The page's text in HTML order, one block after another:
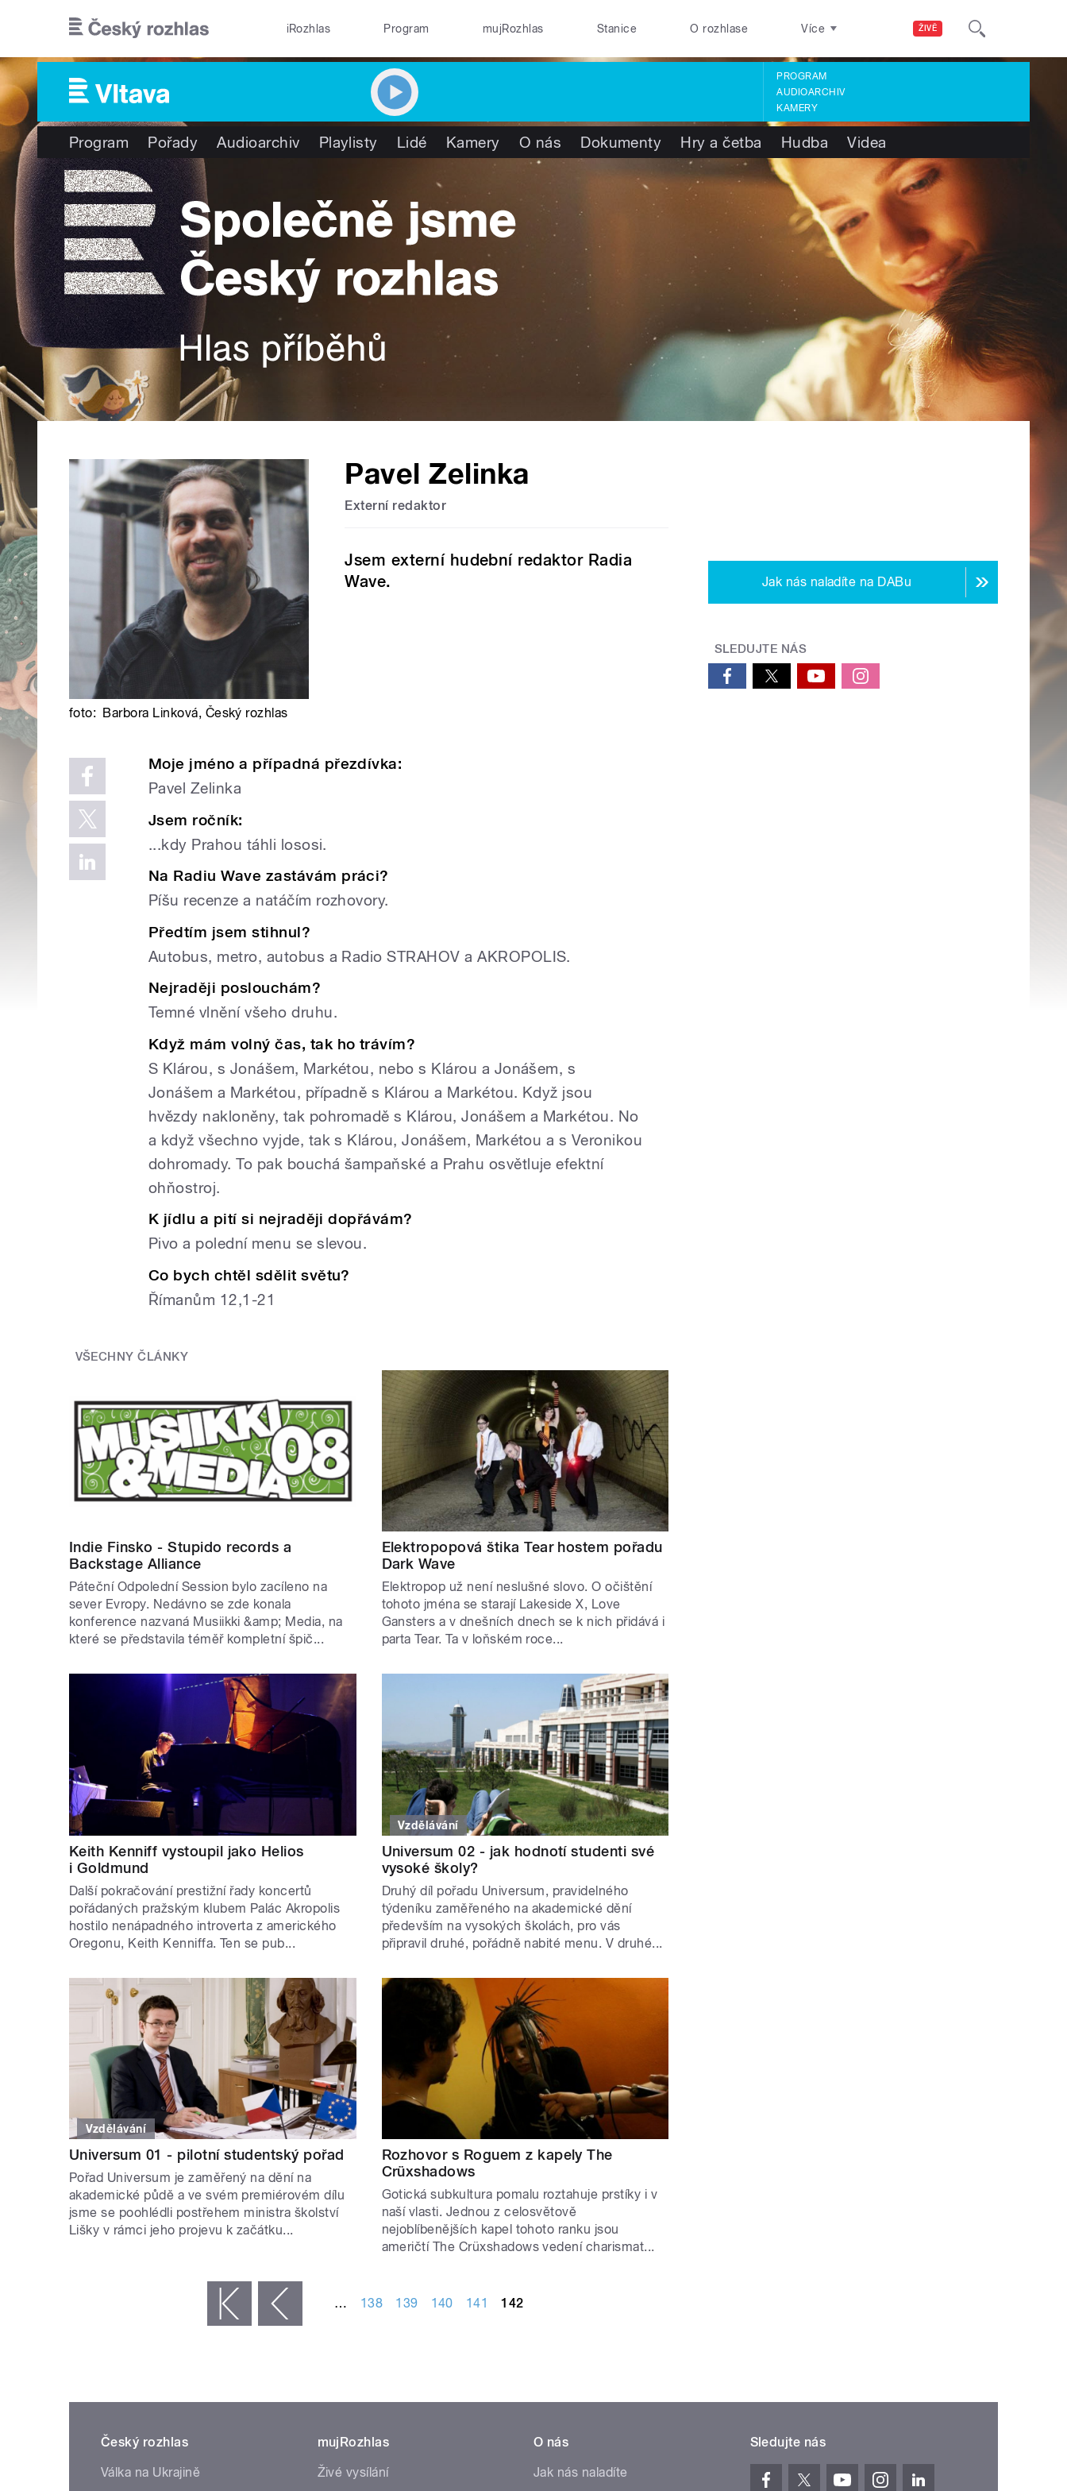
ŽIVĚ
iRozhlas Program mujRozhlas Stanice O rozhlase Více
PROGRAM
AUDIOARCHIV
KAMERY
Program Pořady Audioarchiv Playlisty Lidé Kamery O nás Dokumenty Hry a četba Hudba Videa
Pavel Zelinka
Externí redaktor
Jsem externí hudební redaktor Radia
Wave.
foto: Barbora Linková, Český rozhlas
Moje jméno a případná přezdívka:
Pavel Zelinka
Jsem ročník:
...kdy Prahou táhli lososi.
Na Radiu Wave zastávám práci?
Píšu recenze a natáčím rozhovory.
Předtím jsem stihnul?
Autobus, metro, autobus a Radio STRAHOV a AKROPOLIS.
Nejraději poslouchám?
Temné vlnění všeho druhu.
Když mám volný čas, tak ho trávím?
S Klárou, s Jonášem, Markétou, nebo s Klárou a Jonášem, s
Jonášem a Markétou, případně s Klárou a Markétou. Když jsou
hvězdy nakloněny, tak pohromadě s Klárou, Jonášem a Markétou. No
a když všechno vyjde, tak s Klárou, Jonášem, Markétou a s Veronikou
dohromady. To pak bouchá šampaňské a Prahu osvětluje efektní
ohňostroj.
K jídlu a pití si nejraději dopřávám?
Pivo a polední menu se slevou.
Co bych chtěl sdělit světu?
Římanům 12,1-21
VŠECHNY ČLÁNKY
Indie Finsko - Stupido records a
Backstage Alliance
Páteční Odpolední Session bylo zacíleno na
sever Evropy. Nedávno se zde konala
konference nazvaná Musiikki &amp; Media, na
které se představila téměř kompletní špič...
Elektropopová štika Tear hostem pořadu
Dark Wave
Elektropop už není neslušné slovo. O očištění
tohoto jména se starají Lakeside X, Love
Gansters a v dnešních dnech se k nich přidává i
parta Tear. Ta v loňském roce...
Keith Kenniff vystoupil jako Helios
i Goldmund
Další pokračování prestižní řady koncertů
pořádaných pražským klubem Palác Akropolis
hostilo nenápadného introverta z amerického
Oregonu, Keith Kenniffa. Ten se pub...
Vzdělávání
Universum 02 - jak hodnotí studenti své
vysoké školy?
Druhý díl pořadu Universum, pravidelného
týdeníku zaměřeného na akademické dění
především na vysokých školách, pro vás
připravil druhé, pořádně nabité menu. V druhé...
Vzdělávání
Universum 01 - pilotní studentský pořad
Pořad Universum je zaměřený na dění na
akademické půdě a ve svém premiérovém dílu
jsme se poohlédli postřehem ministra školství
Lišky v rámci jeho projevu k začátku...
Rozhovor s Roguem z kapely The
Crüxshadows
Gotická subkultura pomalu roztahuje prstíky i v
naší vlasti. Jednou z celosvětově
nejoblíbenějších kapel tohoto ranku jsou
američtí The Crüxshadows vedení charismat...
‹ předchozí … 138 139 140 141 142
Jak nás naladíte na DABu
SLEDUJTE NÁS
Český rozhlas
Válka na Ukrajině
mujRozhlas
Živé vysílání
O nás
Jak nás naladíte
Sledujte nás